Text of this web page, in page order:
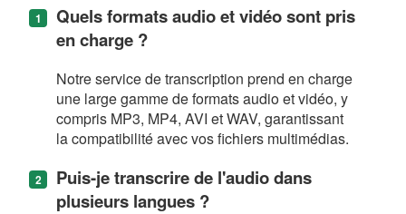
Quels formats audio et vidéo sont pris
en charge ?
Notre service de transcription prend en charge
une large gamme de formats audio et vidéo, y
compris MP3, MP4, AVI et WAV, garantissant
la compatibilité avec vos fichiers multimédias.
Puis-je transcrire de l'audio dans
plusieurs langues ?